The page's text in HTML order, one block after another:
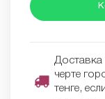
Доставка
черте
тенге,